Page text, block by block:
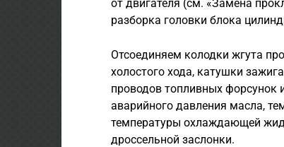
от двигателя (см. «Замена
разборка головки блока
Отсоединяем колодки жгута
холостого хода, катуш­ки
проводов топливных форсунок
аварийного давления масла,
температуры охлажда­ющей
дроссельной заслонки.